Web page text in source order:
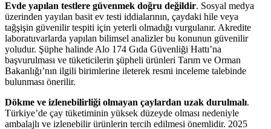
Evde yapılan testlere güvenmek doğru değildir. Sosyal medya
üzerinden yayılan basit ev testi iddialarının, çaydaki hile veya
tağşişin güvenilir tespiti için yeterli olmadığı vurgulanır. Akredite
laboratuvarlarda yapılan bilimsel analizler bu konunun güvenilir
yoludur. Şüphe halinde Alo 174 Gıda Güvenliği Hattı’na
başvurulması ve tüketicilerin şüpheli ürünleri Tarım ve Orman
Bakanlığı’nın ilgili birimlerine ileterek resmi inceleme talebinde
bulunması önerilir.
Dökme ve izlenebilirliği olmayan çaylardan uzak durulmalı.
Türkiye’de çay tüketiminin yüksek düzeyde olması nedeniyle
ambalajlı ve izlenebilir ürünlerin tercih edilmesi önemlidir. 2025